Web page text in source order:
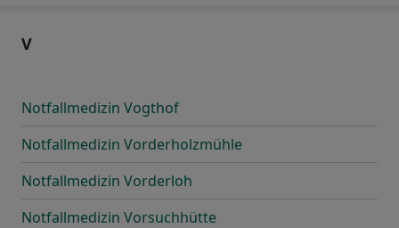
V
Notfallmedizin Vogthof
Notfallmedizin Vorderholzmühle
Notfallmedizin Vorderloh
Notfallmedizin Vorsuchhütte